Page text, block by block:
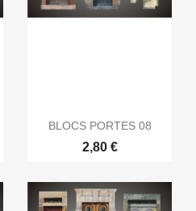
BLOCS PORTES 08
2,80 €